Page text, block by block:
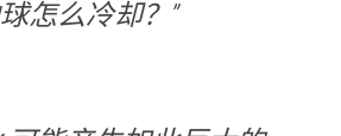
怎么冷却？”